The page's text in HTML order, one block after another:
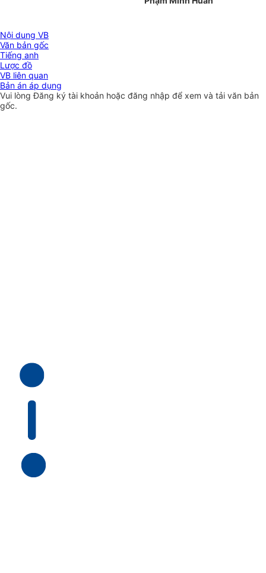
Nội dung VB
Văn bản gốc
Tiếng anh
Lược đồ
VB liên quan
Bản án áp dụng
Vui lòngĐăng ký tài khoản hoặc đăng nhập để xem và tải văn bản
gốc.